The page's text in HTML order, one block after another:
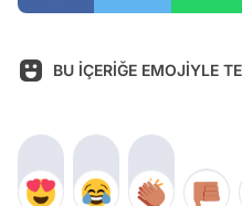
BU İÇERİĞE EMOJİYLE